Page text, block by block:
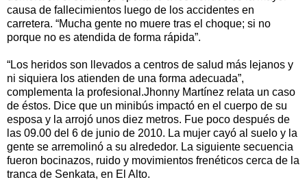
causa de fallecimientos luego de los accidentes en
carretera. “Mucha gente no muere tras el choque; si no
porque no es atendida de forma rápida”.
“Los heridos son llevados a centros de salud más lejanos y
ni siquiera los atienden de una forma adecuada”,
complementa la profesional.Jhonny Martínez relata un caso
de éstos. Dice que un minibús impactó en el cuerpo de su
esposa y la arrojó unos diez metros. Fue poco después de
las 09.00 del 6 de junio de 2010. La mujer cayó al suelo y la
gente se arremolinó a su alrededor. La siguiente secuencia
fueron bocinazos, ruido y movimientos frenéticos cerca de la
tranca de Senkata, en El Alto.